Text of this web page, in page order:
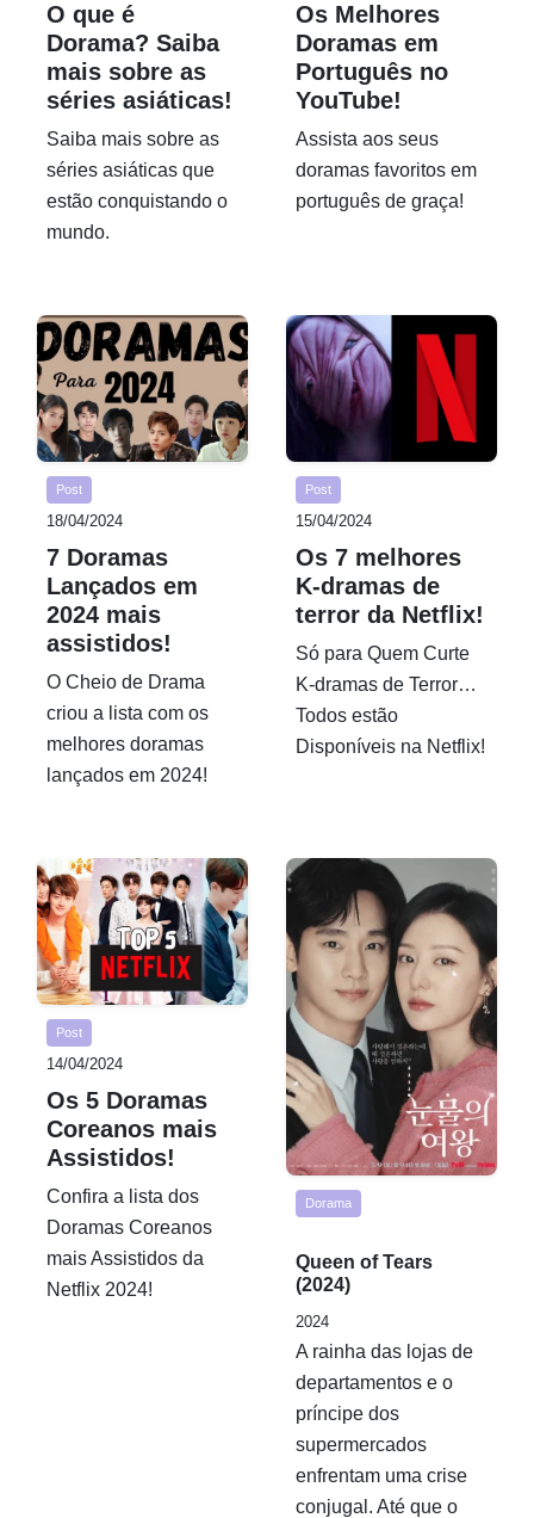
O que é
Dorama? Saiba
mais sobre as
séries asiáticas!
Saiba mais sobre as
séries asiáticas que
estão conquistando o
mundo.
Os Melhores
Doramas em
Português no
YouTube!
Assista aos seus
doramas favoritos em
português de graça!
Post
18/04/2024
7 Doramas
Lançados em
2024 mais
assistidos!
O Cheio de Drama
criou a lista com os
melhores doramas
lançados em 2024!
Post
15/04/2024
Os 7 melhores
K-dramas de
terror da Netflix!
Só para Quem Curte
K-dramas de Terror…
Todos estão
Disponíveis na Netflix!
Post
14/04/2024
Os 5 Doramas
Coreanos mais
Assistidos!
Confira a lista dos
Doramas Coreanos
mais Assistidos da
Netflix 2024!
Dorama
of
Queen of Tears
(2024)
2024
A rainha das lojas de
departamentos e o
príncipe dos
supermercados
enfrentam uma crise
conjugal. Até que o